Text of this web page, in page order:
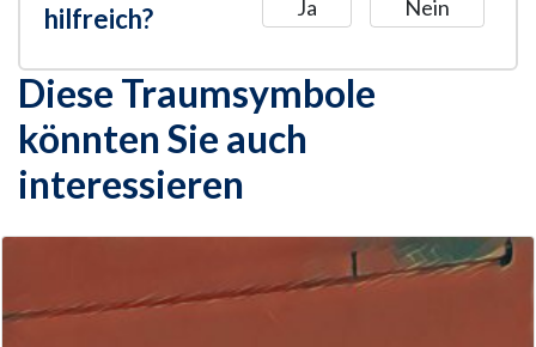
hilfreich?
Ja Nein
Diese Traumsymbole
könnten Sie auch
interessieren